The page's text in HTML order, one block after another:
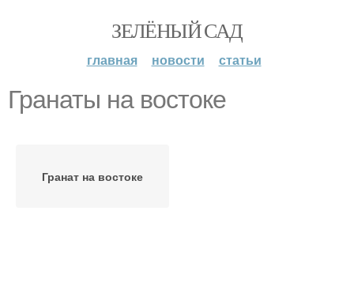
ЗЕЛЁНЫЙ САД
главная новости статьи
Гранаты на востоке
Гранат на востоке